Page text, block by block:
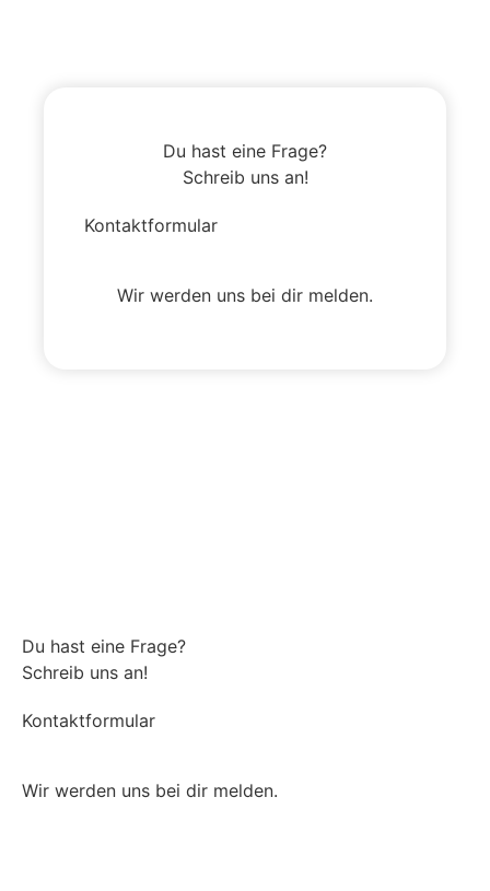
Du hast eine Frage?
Schreib uns an!
Kontaktformular
Wir werden uns bei dir melden.
Du hast eine Frage?
Schreib uns an!
Kontaktformular
Wir werden uns bei dir melden.